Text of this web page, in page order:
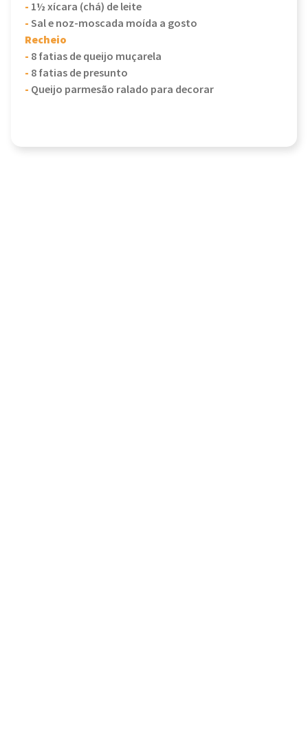
- 1½ xícara (chá) de leite
-Sal e noz-moscada moída a gosto
Recheio
- 8 fatias de queijo muçarela
- 8 fatias de presunto
- Queijo parmesão ralado para decorar